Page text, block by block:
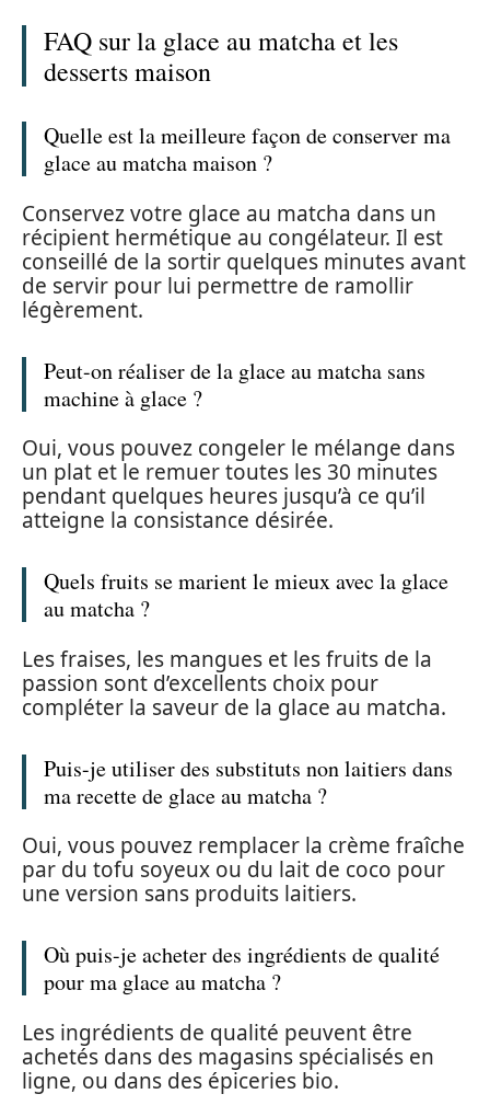
FAQ sur la glace au matcha et les
desserts maison
Quelle est la meilleure façon de conserver ma
glace au matcha maison ?
Conservez votre glace au matcha dans un
récipient hermétique au congélateur. Il est
conseillé de la sortir quelques minutes avant
de servir pour lui permettre de ramollir
légèrement.
Peut-on réaliser de la glace au matcha sans
machine à glace ?
Oui, vous pouvez congeler le mélange dans
un plat et le remuer toutes les 30 minutes
pendant quelques heures jusqu’à ce qu’il
atteigne la consistance désirée.
Quels fruits se marient le mieux avec la glace
au matcha ?
Les fraises, les mangues et les fruits de la
passion sont d’excellents choix pour
compléter la saveur de la glace au matcha.
Puis-je utiliser des substituts non laitiers dans
ma recette de glace au matcha ?
Oui, vous pouvez remplacer la crème fraîche
par du tofu soyeux ou du lait de coco pour
une version sans produits laitiers.
Où puis-je acheter des ingrédients de qualité
pour ma glace au matcha ?
Les ingrédients de qualité peuvent être
achetés dans des magasins spécialisés en
ligne, ou dans des épiceries bio.